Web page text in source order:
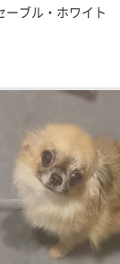
ブル・ホワイト